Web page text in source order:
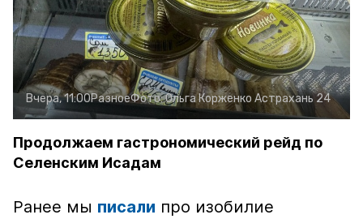
Вчера, 11:00РазноеФото:Ольга Корженко Астрахань 24
Продолжаем гастрономический рейд по
Селенским Исадам
Ранее мы писали про изобилие